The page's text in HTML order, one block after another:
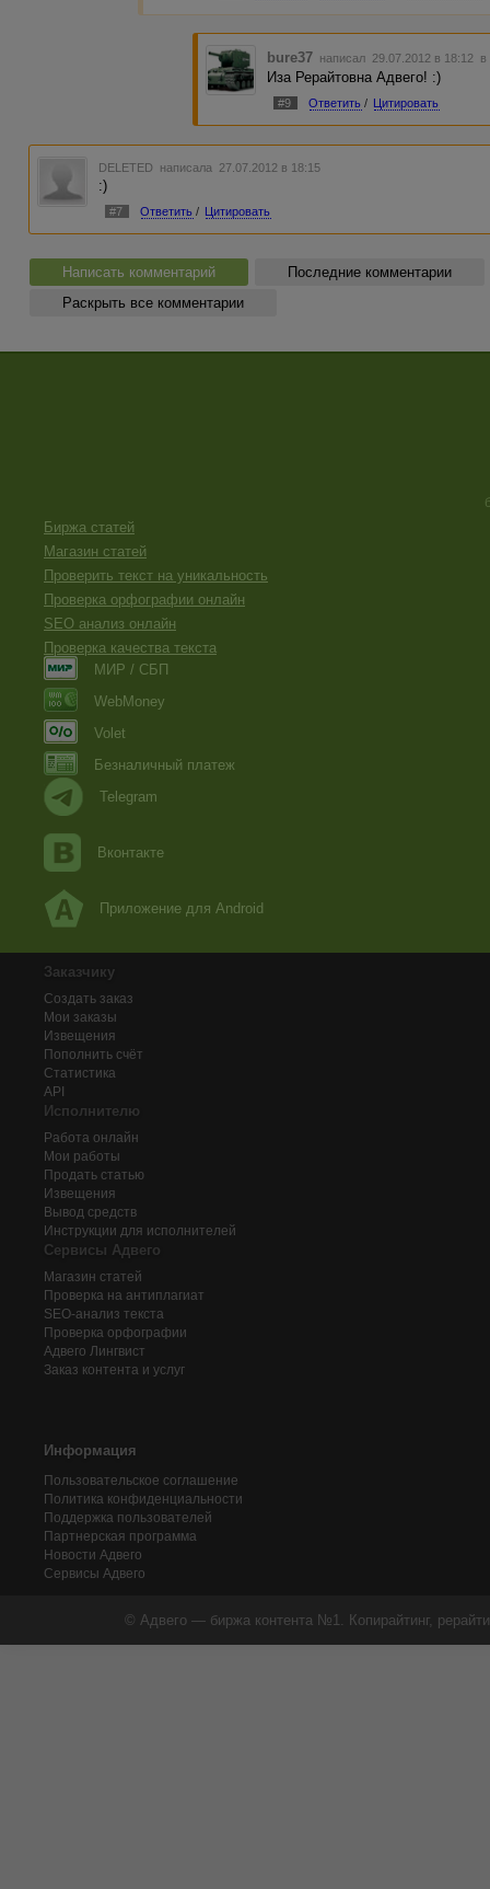
bure37 написал 29.07.2012 в 18:12 в
Иза Рерайтовна Адвего! :)
#9 Ответить / Цитировать
DELETED написала 27.07.2012 в 18:15
:)
#7 Ответить / Цитировать
Написать комментарий
Последние комментарии
Раскрыть все комментарии
Биржа статей
Магазин статей
Проверить текст на уникальность
Проверка орфографии онлайн
SEO анализ онлайн
Проверка качества текста
МИР / СБП
WebMoney
Volet
Безналичный платеж
Telegram
Вконтакте
Приложение для Android
Заказчику
Создать заказ
Мои заказы
Извещения
Пополнить счёт
Статистика
API
Исполнителю
Работа онлайн
Мои работы
Продать статью
Извещения
Вывод средств
Инструкции для исполнителей
Сервисы Адвего
Магазин статей
Проверка на антиплагиат
SEO-анализ текста
Проверка орфографии
Адвего Лингвист
Заказ контента и услуг
Информация
Пользовательское соглашение
Политика конфиденциальности
Поддержка пользователей
Партнерская программа
Новости Адвего
Сервисы Адвего
© Адвего — биржа контента №1. Копирайтинг,